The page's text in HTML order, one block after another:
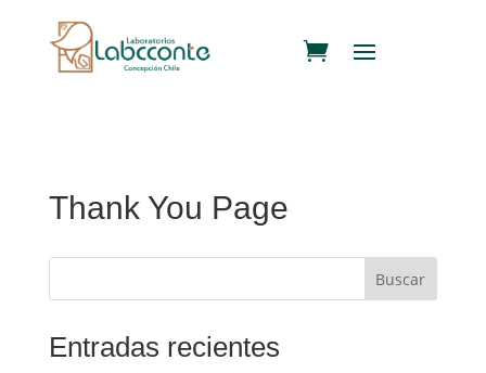
Thank You Page
Buscar
Entradas recientes